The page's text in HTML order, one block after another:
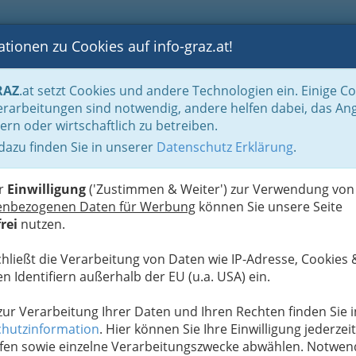
BLOGS FOTOS GASTRONOMIE BRANCHEN
zu Cookies auf info-graz.at!
.at setzt Cookies und andere Technologien ein. Einige
sind notwendig, andere helfen dabei, das
oder wirtschaftlich zu betreiben.
finden Sie in unserer Datenschutz Erklärung.
Einwilligung('Zustimmen & Weiter') zur Verwendung von
Daten für Werbung können Sie unsere Seite
nutzen.
die Verarbeitung von Daten wie IP-Adresse, Cookies
Identifiern außerhalb der EU (u.a. USA) ein.
Verarbeitung Ihrer Daten und Ihren Rechten finden Sie
. Hier können Sie Ihre Einwilligung jederzeit
sowie einzelne Verarbeitungszwecke abwählen.
Turnen - Gymnastik
& Clubs
1
ändern